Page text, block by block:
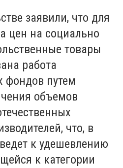
заявили, что для
цен на социально
товары
работа
фондов путем
объемов
что, в
к удешевлению
к категории